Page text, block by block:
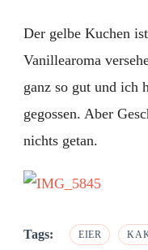
Der gelbe Kuchen
Vanillearoma
ganz so gut und ich
gegossen. Aber
nichts getan.
Tags: EIER